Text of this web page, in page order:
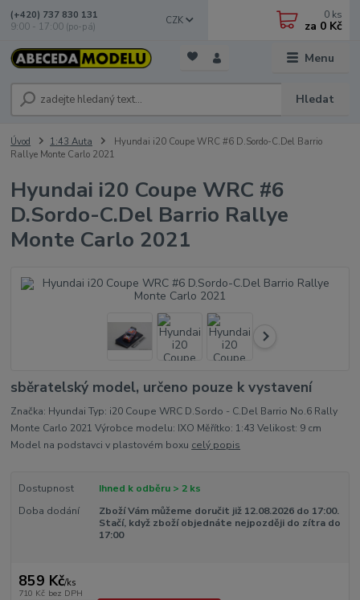
Menu
CZK
Hledat
(+420) 737 830 131
9:00 - 17:00 (po-pá)
0 ks
za 0 Kč
Úvod 1:43 Auta
Hyundai i20 Coupe WRC #6 D.Sordo-C.Del Barrio
Rallye Monte Carlo 2021
Hyundai i20 Coupe WRC #6
D.Sordo-C.Del Barrio Rallye
Monte Carlo 2021
sběratelský model, určeno pouze k vystavení
Značka: Hyundai Typ: i20 Coupe WRC D.Sordo - C.Del Barrio No.6 Rally
Monte Carlo 2021 Výrobce modelu: IXO Měřítko: 1:43 Velikost: 9 cm
Model na podstavci v plastovém boxu celý popis
Dostupnost
Ihned k odběru > 2 ks
Doba dodání
Zboží Vám můžeme doručit již 12.08.2026 do 17:00.
Stačí, když zboží objednáte nejpozději do zítra do
17:00
859 Kč/ks
710 Kč bez DPH